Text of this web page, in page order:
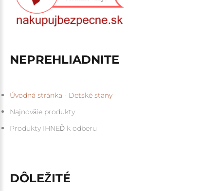
NEPREHLIADNITE
Úvodná stránka - Detské stany
Najnovšie produkty
Produkty IHNEĎ k odberu
DÔLEŽITÉ